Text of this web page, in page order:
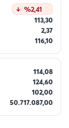
%2,41
113,30
2,37
116,10
114,08
124,60
102,00
50.717.087,00